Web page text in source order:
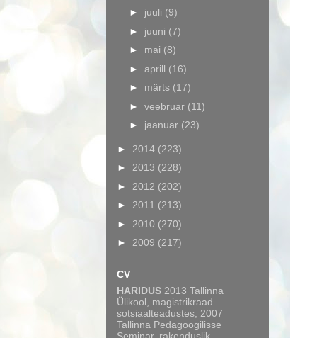
► juuli (9)
► juuni (7)
► mai (8)
► aprill (16)
► märts (17)
► veebruar (11)
► jaanuar (23)
► 2014 (223)
► 2013 (228)
► 2012 (202)
► 2011 (213)
► 2010 (270)
► 2009 (217)
CV
HARIDUS 2013 Tallinna
Ülikool, magistrikraad
sotsiaalteadustes; 2007
Tallinna Pedagoogilisse